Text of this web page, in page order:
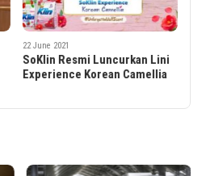
22 June 2021
SoKlin Resmi Luncurkan Lini
Experience Korean Camellia